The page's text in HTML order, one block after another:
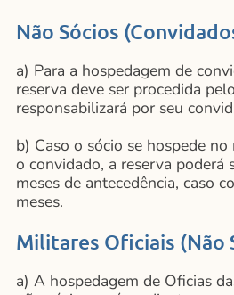
Não Sócios
a) Para a hospedagem de
reserva deve ser procedida
responsabilizará por seu
b) Caso o sócio se hospede
o convidado, a reserva poderá
meses de antecedência, caso
meses.
Militares Oficiais (Não
a) A hospedagem de Oficias